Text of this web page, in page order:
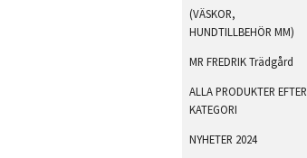
(VÄSKOR,
HUNDTILLBEHÖR MM)
MR FREDRIK Trädgård
ALLA PRODUKTER EFTER
KATEGORI
NYHETER 2024